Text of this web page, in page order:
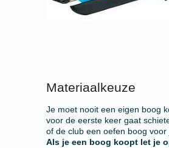
Materiaalkeuze
Je moet nooit een eigen boog
voor de eerste keer gaat
of de club een oefen boog voor
Als je een boog koopt let je